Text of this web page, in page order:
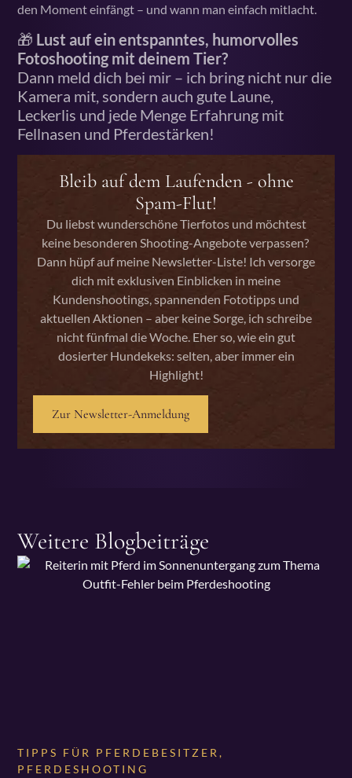
den Moment einfängt – und wann man einfach mitlacht.
🎁 Lust auf ein entspanntes, humorvolles
Fotoshooting mit deinem Tier?
Dann meld dich bei mir – ich bring nicht nur die
Kamera mit, sondern auch gute Laune,
Leckerlis und jede Menge Erfahrung mit
Fellnasen und Pferdestärken!
Bleib auf dem Laufenden - ohne
Spam-Flut!
Du liebst wunderschöne Tierfotos und möchtest
keine besonderen Shooting-Angebote verpassen?
Dann hüpf auf meine Newsletter-Liste! Ich versorge
dich mit exklusiven Einblicken in meine
Kundenshootings, spannenden Fototipps und
aktuellen Aktionen – aber keine Sorge, ich schreibe
nicht fünfmal die Woche. Eher so, wie ein gut
dosierter Hundekeks: selten, aber immer ein
Highlight!
Zur Newsletter-Anmeldung
Weitere Blogbeiträge
TIPPS FÜR PFERDEBESITZER,
PFERDESHOOTING